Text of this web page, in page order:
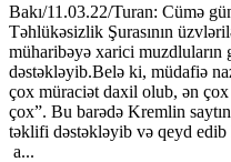
Bakı/11.03.22/Turan: Cümə
Təhlükəsizlik Şurasının
müharibəyə xarici muzdluların
dəstəkləyib.Belə ki, müdafiə
çox müraciət daxil olub, ən
çox”. Bu barədə Kremlin
təklifi dəstəkləyib və qeyd edib
a...